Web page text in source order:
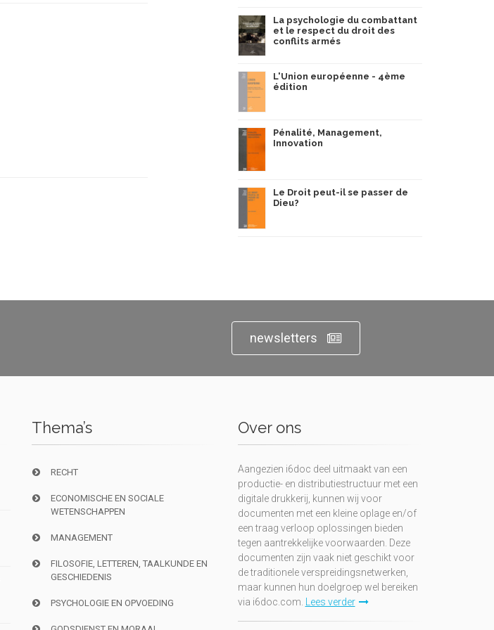
La psychologie du combattant
et le respect du droit des
conflits armés
L'Union européenne - 4ème
édition
Pénalité, Management,
Innovation
Le Droit peut-il se passer de
Dieu?
newsletters
Thema’s
RECHT
ECONOMISCHE EN SOCIALE
WETENSCHAPPEN
MANAGEMENT
FILOSOFIE, LETTEREN, TAALKUNDE EN
GESCHIEDENIS
PSYCHOLOGIE EN OPVOEDING
Over ons
Aangezien i6doc deel uitmaakt van een
productie- en distributiestructuur met een
digitale drukkerij, kunnen wij voor
documenten met een kleine oplage en/of
een traag verloop oplossingen bieden
tegen aantrekkelijke voorwaarden. Deze
documenten zijn vaak niet geschikt voor
de traditionele verspreidingsnetwerken,
maar kunnen hun doelgroep wel bereiken
via i6doc.com. Lees verder